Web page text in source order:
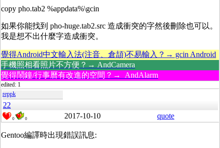
copy pho.tab2 %appdata%\gcin
如果你能找到 pho-huge.tab2.src 造成衝突的字然後刪除也可以。
我是想不出什麼字造成衝突。
覺得Android中文輸入法(注音、倉頡)不易輸入？→ gcin Android
手機照相看照片不方便？→ AndCamera
覺得鬧鐘/行事曆有改進的空間？→ AndAlarm
edited: 1
reppk
22
0 0 2017-10-10 quote
Gentoo編譯時出現錯誤訊息: